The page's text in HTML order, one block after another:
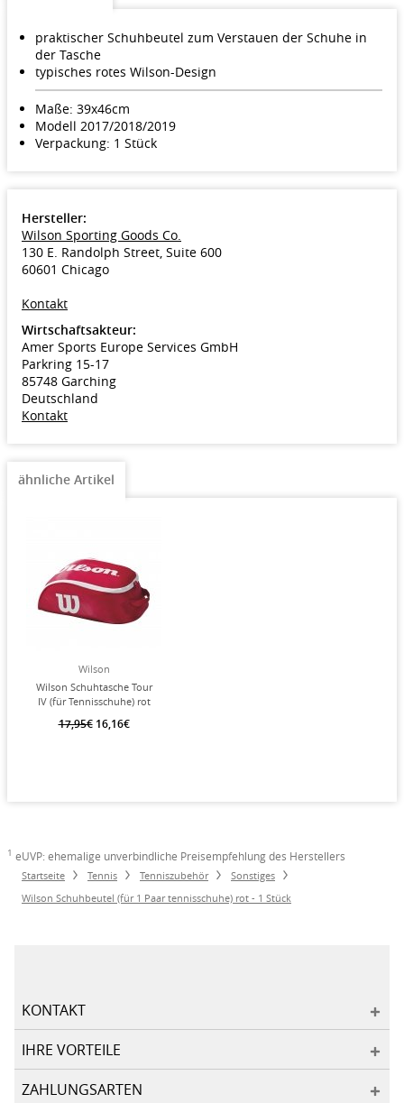
praktischer Schuhbeutel zum Verstauen der Schuhe in
der Tasche
typisches rotes Wilson-Design
Maße: 39x46cm
Modell 2017/2018/2019
Verpackung: 1 Stück
Hersteller:
Wilson Sporting Goods Co.
130 E. Randolph Street, Suite 600
60601 Chicago
Kontakt
Wirtschaftsakteur:
Amer Sports Europe Services GmbH
Parkring 15-17
85748 Garching
Deutschland
Kontakt
ähnliche Artikel
Wilson
Wilson Schuhtasche Tour
IV (für Tennisschuhe) rot
17,95€ 16,16€
1 eUVP: ehemalige unverbindliche Preisempfehlung des Herstellers
Startseite Tennis Tenniszubehör
Sonstiges
Wilson Schuhbeutel (für 1 Paar tennisschuhe) rot - 1 Stück
KONTAKT
IHRE VORTEILE
ZAHLUNGSARTEN